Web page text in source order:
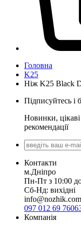
Головна
K25
Ніж K25 Black
Підписуйтесь і
Новинки,
рекомендації
Контакти
м.Дніпро
Пн-Пт з 10:00
Сб-Нд: вихідні
097 012 69 76
Компанія